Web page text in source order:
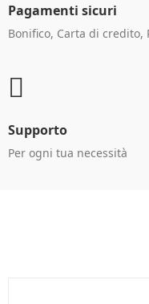
Pagamenti sicuri
Bonifico, Carta di credito,
Supporto
Per ogni tua necessità